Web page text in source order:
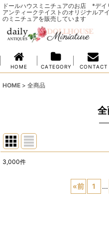
ドールハウスミニチュアのお店 *デ
アンティークテイストのオリジナルア
のミニチュアを販売しています
H O M E C A T E G O R Y C O N T A C T
HOME > 全商品
全
3,000件
«前 1 ...